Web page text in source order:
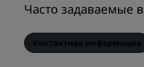
Часто задаваемые
Контактная информация